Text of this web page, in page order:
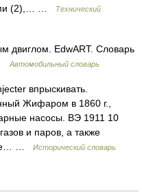
(2),… …
Технический
двиглом. EdwART. Словарь
Автомобильный словарь
впрыскивать.
Жифаром в 1860 г.,
насосы. ВЭ 1911 10
и паров, а также
…
Исторический словарь